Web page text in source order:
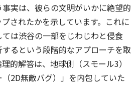
実は、彼らの文明がいかに絶望的
されたかを示しています。これに
は渋谷の一部をじわじわと侵食
るという段階的なアプローチを取
的解答は、地球側（スモール3）
2D無敵バグ）」を内包していた